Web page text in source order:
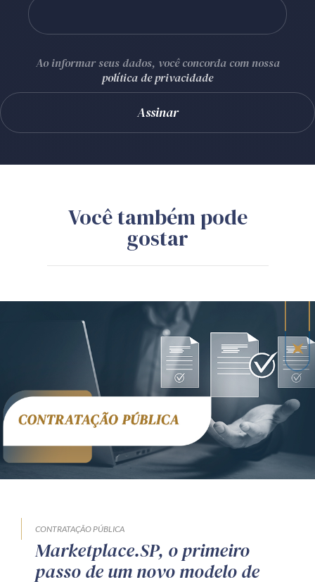
Ao informar seus dados, você concorda com nossa
política de privacidade
Você também pode
gostar
CONTRATAÇÃO PÚBLICA
Marketplace.SP, o primeiro
passo de um novo modelo de